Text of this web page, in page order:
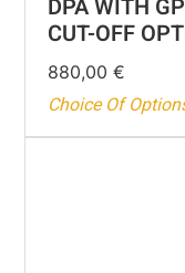
DPA WITH
CUT-OFF
880,00€
Choice Of